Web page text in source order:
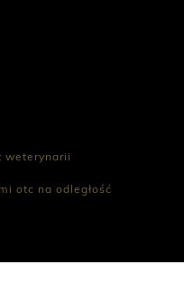
weterynarii
otc na odległość